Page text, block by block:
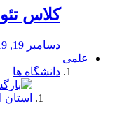
کلاس
دسامبر 19, 2019
علمی
دانشگاه ها